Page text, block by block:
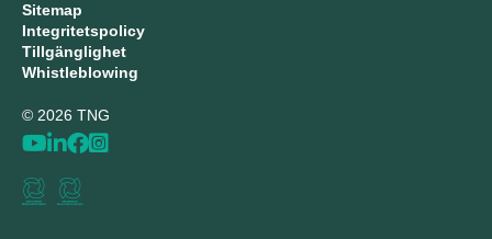
Sitemap
Integritetspolicy
Tillgänglighet
Whistleblowing
© 2026 TNG